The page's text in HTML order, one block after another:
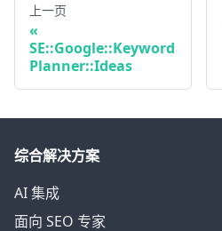
上一页
SE::Google::Keyword
Planner::Ideas
综合解决方案
AI 集成
面向 SEO 专家